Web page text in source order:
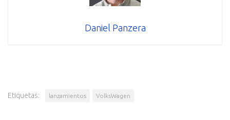
Daniel Panzera
Etiquetas: lanzamientos VolksWagen